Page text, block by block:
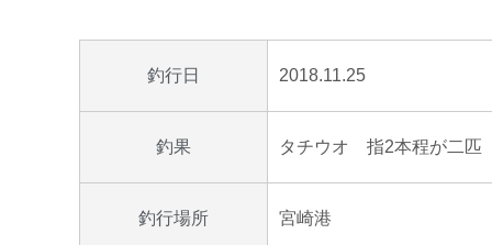
釣行日 2018.11.25
釣果 タチウオ 指2本程が二匹
釣行場所 宮崎港